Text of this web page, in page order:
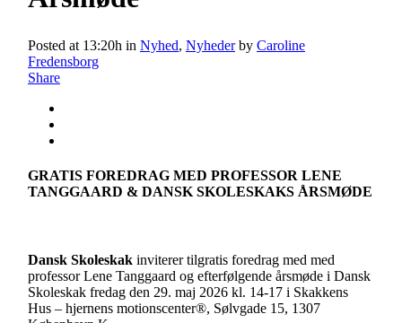
Posted at 13:20h in Nyhed, Nyheder by Caroline
Fredensborg
Share
GRATIS FOREDRAG MED PROFESSOR LENE
TANGGAARD & DANSK SKOLESKAKS ÅRSMØDE
Dansk Skoleskak inviterer tilgratis foredrag med med
professor Lene Tanggaard og efterfølgende årsmøde i Dansk
Skoleskak fredag den 29. maj 2026 kl. 14-17 i Skakkens
Hus – hjernens motionscenter®, Sølvgade 15, 1307